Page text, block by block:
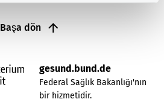
Başa dön
gesund.bund.de
Federal Sağlık Bakanlığı'nın
bir hizmetidir.